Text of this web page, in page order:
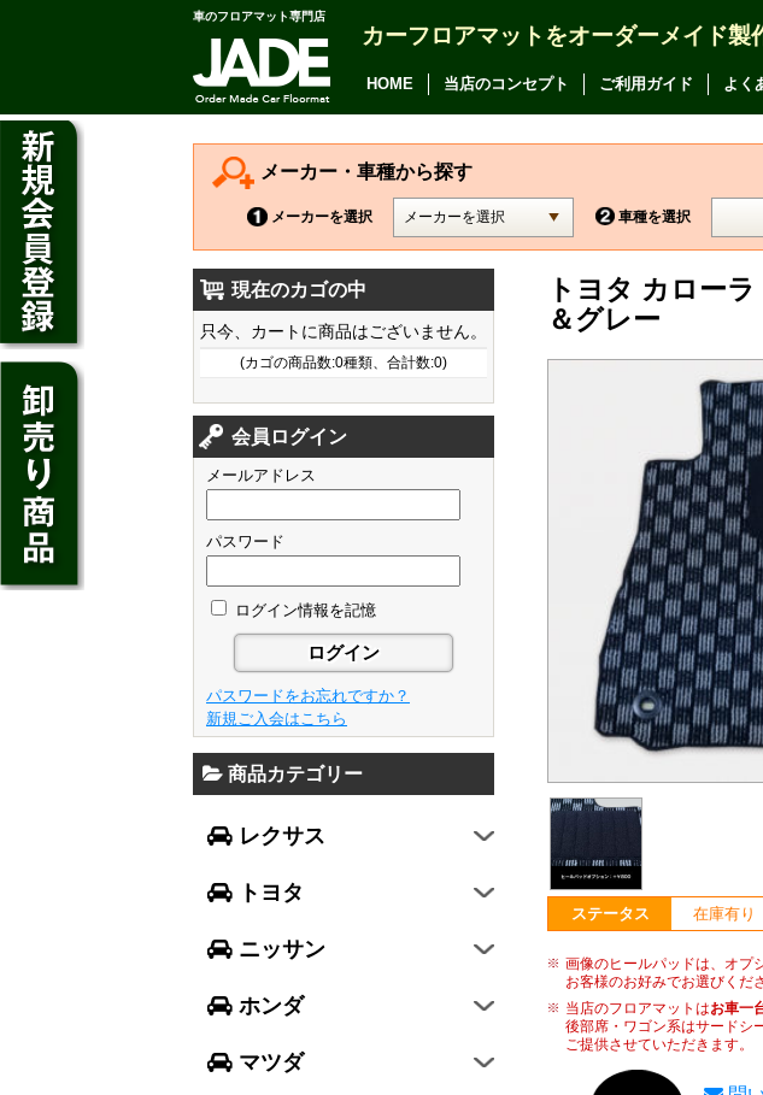
車のフロアマット専門店
カーフロアマットをオーダーメイド製
HOME 当店のコンセプト ご利用ガイド よく
メーカー・車種から探す
メーカーを選択 車種を選択
トヨタ カロー
＆グレー
ステータス 在庫有り
画像のヒールパッドは、オプ
お客様のお好みでお選びくだ
当店のフロアマットはお車一
後部席・ワゴン系はサードシ
ご提供させていただきます。
現在のカゴの中
只今、カートに商品はございません。
(カゴの商品数:0種類、合計数:0)
会員ログイン
メールアドレス
パスワード
ログイン情報を記憶
パスワードをお忘れですか？
新規ご入会はこちら
商品カテゴリー
レクサス
CT200h
HS250h
GS
GS F
NX
RX
LX570
RC
LC
トヨタ
アルファード
ヴェルファイア
カムリ
カローラ アクシオ
プレミオ
プリウス
SAI
クラウン アスリート
クラウン マジェスタ
クラウン ロイヤル
アベンシス
カローラ フィールダー
プリウスα
FJクルーザー
CH-R
ハリアー
86
ニッサン
デイズ
デイズ ルークス
ジューク
ノート
キューブ
セレナ
エルグランド
エクストレイル
ティアナ
スカイライン
GT-R
ホンダ
フィット
シャトル
ジェイド
フリード
N-ONE
N-BOX
N-BOX SLASH
N-BOX+
N-WGN
グレイス
ヴェゼル
マツダ
フレア
フレアワゴン
フレアクロスオーバー
キャロル
デミオ
アクセラ スポーツ
アテンザ ワゴン
CX-3
ビアンテ
レガシィ B4
レガシィ アウトバック
WRX S4
インプレッサ スポーツ
インプレッサ G4
ミラ イース
ミラ
ミラ ココア
ムーヴ キャンバス
タント
スペーシア
ハスラー
エヴリィワゴン